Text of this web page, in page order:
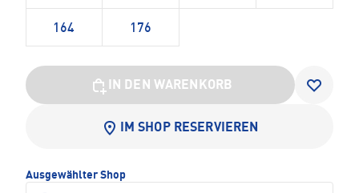
164 176
IN DEN WARENKORB
IM SHOP RESERVIEREN
Ausgewählter Shop